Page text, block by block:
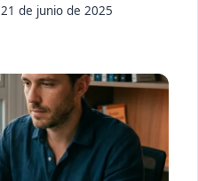
21 de junio de 2025